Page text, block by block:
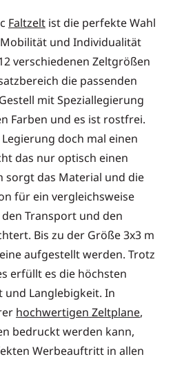
Faltzelt ist die perfekte Wahl
und Individualität
verschiedenen Zeltgrößen
die passenden
mit Speziallegierung
Farben und es ist rostfrei.
doch mal einen
das nur optisch einen
sorgt das Material und die
für ein vergleichsweise
Transport und den
Bis zu der Größe 3x3 m
aufgestellt werden. Trotz
erfüllt es die höchsten
und Langlebigkeit. In
hochwertigen Zeltplane,
bedruckt werden kann,
Werbeauftritt in allen